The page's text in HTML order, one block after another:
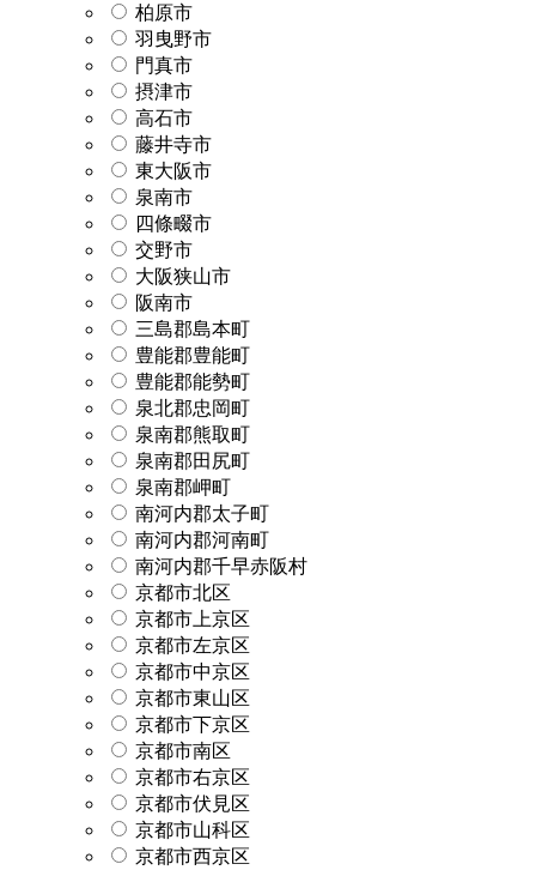
柏原市
羽曳野市
門真市
摂津市
高石市
藤井寺市
東大阪市
泉南市
四條畷市
交野市
大阪狭山市
阪南市
三島郡島本町
豊能郡豊能町
豊能郡能勢町
泉北郡忠岡町
泉南郡熊取町
泉南郡田尻町
泉南郡岬町
南河内郡太子町
南河内郡河南町
南河内郡千早赤阪村
京都市北区
京都市上京区
京都市左京区
京都市中京区
京都市東山区
京都市下京区
京都市南区
京都市右京区
京都市伏見区
京都市山科区
京都市西京区